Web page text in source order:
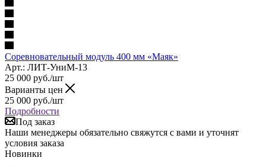
Соревновательный модуль 400 мм «Маяк»
Арт.: ЛИТ-УниМ-13
25 000 руб./шт
Варианты цен
25 000 руб./шт
Подробности
Под заказ
Наши менеджеры обязательно свяжутся с вами и уточнят
условия заказа
Новинки